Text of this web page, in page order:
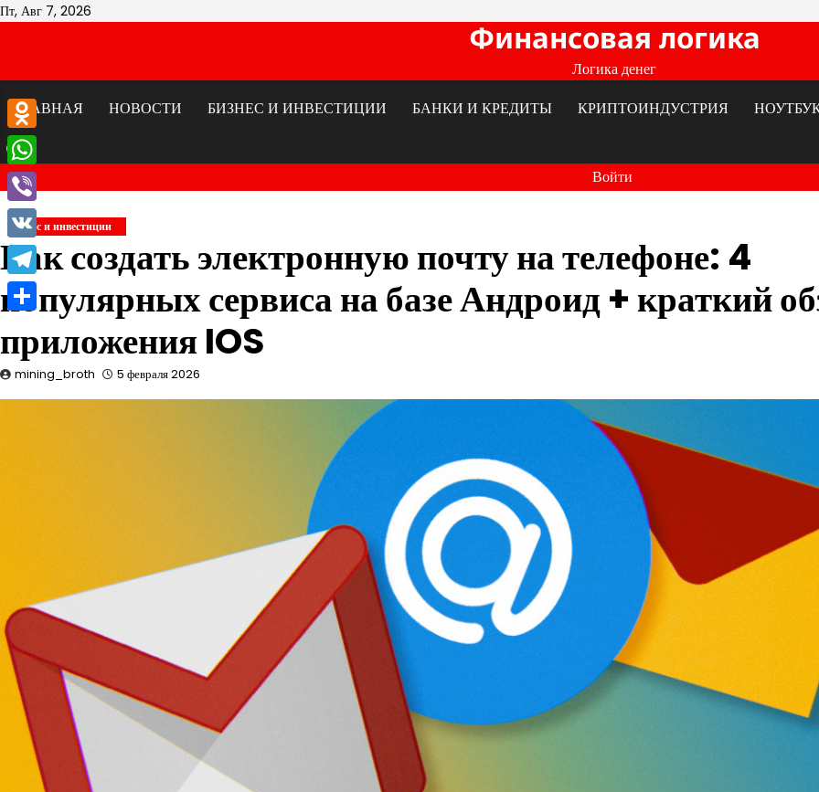
Перейти
Пт, Авг 7, 2026
Финансовая логика
Логика денег
ГЛАВНАЯ
НОВОСТИ БИЗНЕС И ИНВЕСТИЦИИ БАНКИ И КРЕДИТЫ КРИПТОИНДУСТРИЯ
Войти
Бизнес и инвестиции
Как создать электронную почту на телефоне: 4
популярных сервиса на базе Андроид + краткий
приложения IOS
mining_broth 5 февраля 2026
Odnoklassniki
WhatsApp
Viber
VK
Telegram
Отправить